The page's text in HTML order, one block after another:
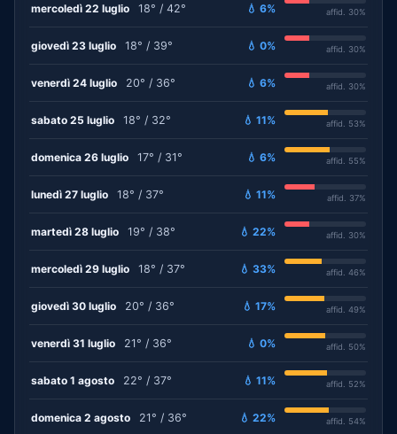
mercoledì 22 luglio 18° / 42° 💧 6% affid. 30%
giovedì 23 luglio 18° / 39° 💧 0% affid. 30%
venerdì 24 luglio 20° / 36° 💧 6% affid. 30%
sabato 25 luglio 18° / 32° 💧 11% affid. 53%
domenica 26 luglio 17° / 31° 💧 6% affid. 55%
lunedì 27 luglio 18° / 37° 💧 11% affid. 37%
martedì 28 luglio 19° / 38° 💧 22% affid. 30%
mercoledì 29 luglio 18° / 37° 💧 33% affid. 46%
giovedì 30 luglio 20° / 36° 💧 17% affid. 49%
venerdì 31 luglio 21° / 36° 💧 0% affid. 50%
sabato 1 agosto 22° / 37° 💧 11% affid. 52%
domenica 2 agosto 21° / 36° 💧 22% affid. 54%